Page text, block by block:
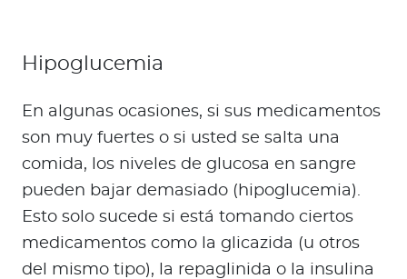
Hipoglucemia
En algunas ocasiones, si sus medicamentos
son muy fuertes o si usted se salta una
comida, los niveles de glucosa en sangre
pueden bajar demasiado (hipoglucemia).
Esto solo sucede si está tomando ciertos
medicamentos como la glicazida (u otros
del mismo tipo), la repaglinida o la insulina